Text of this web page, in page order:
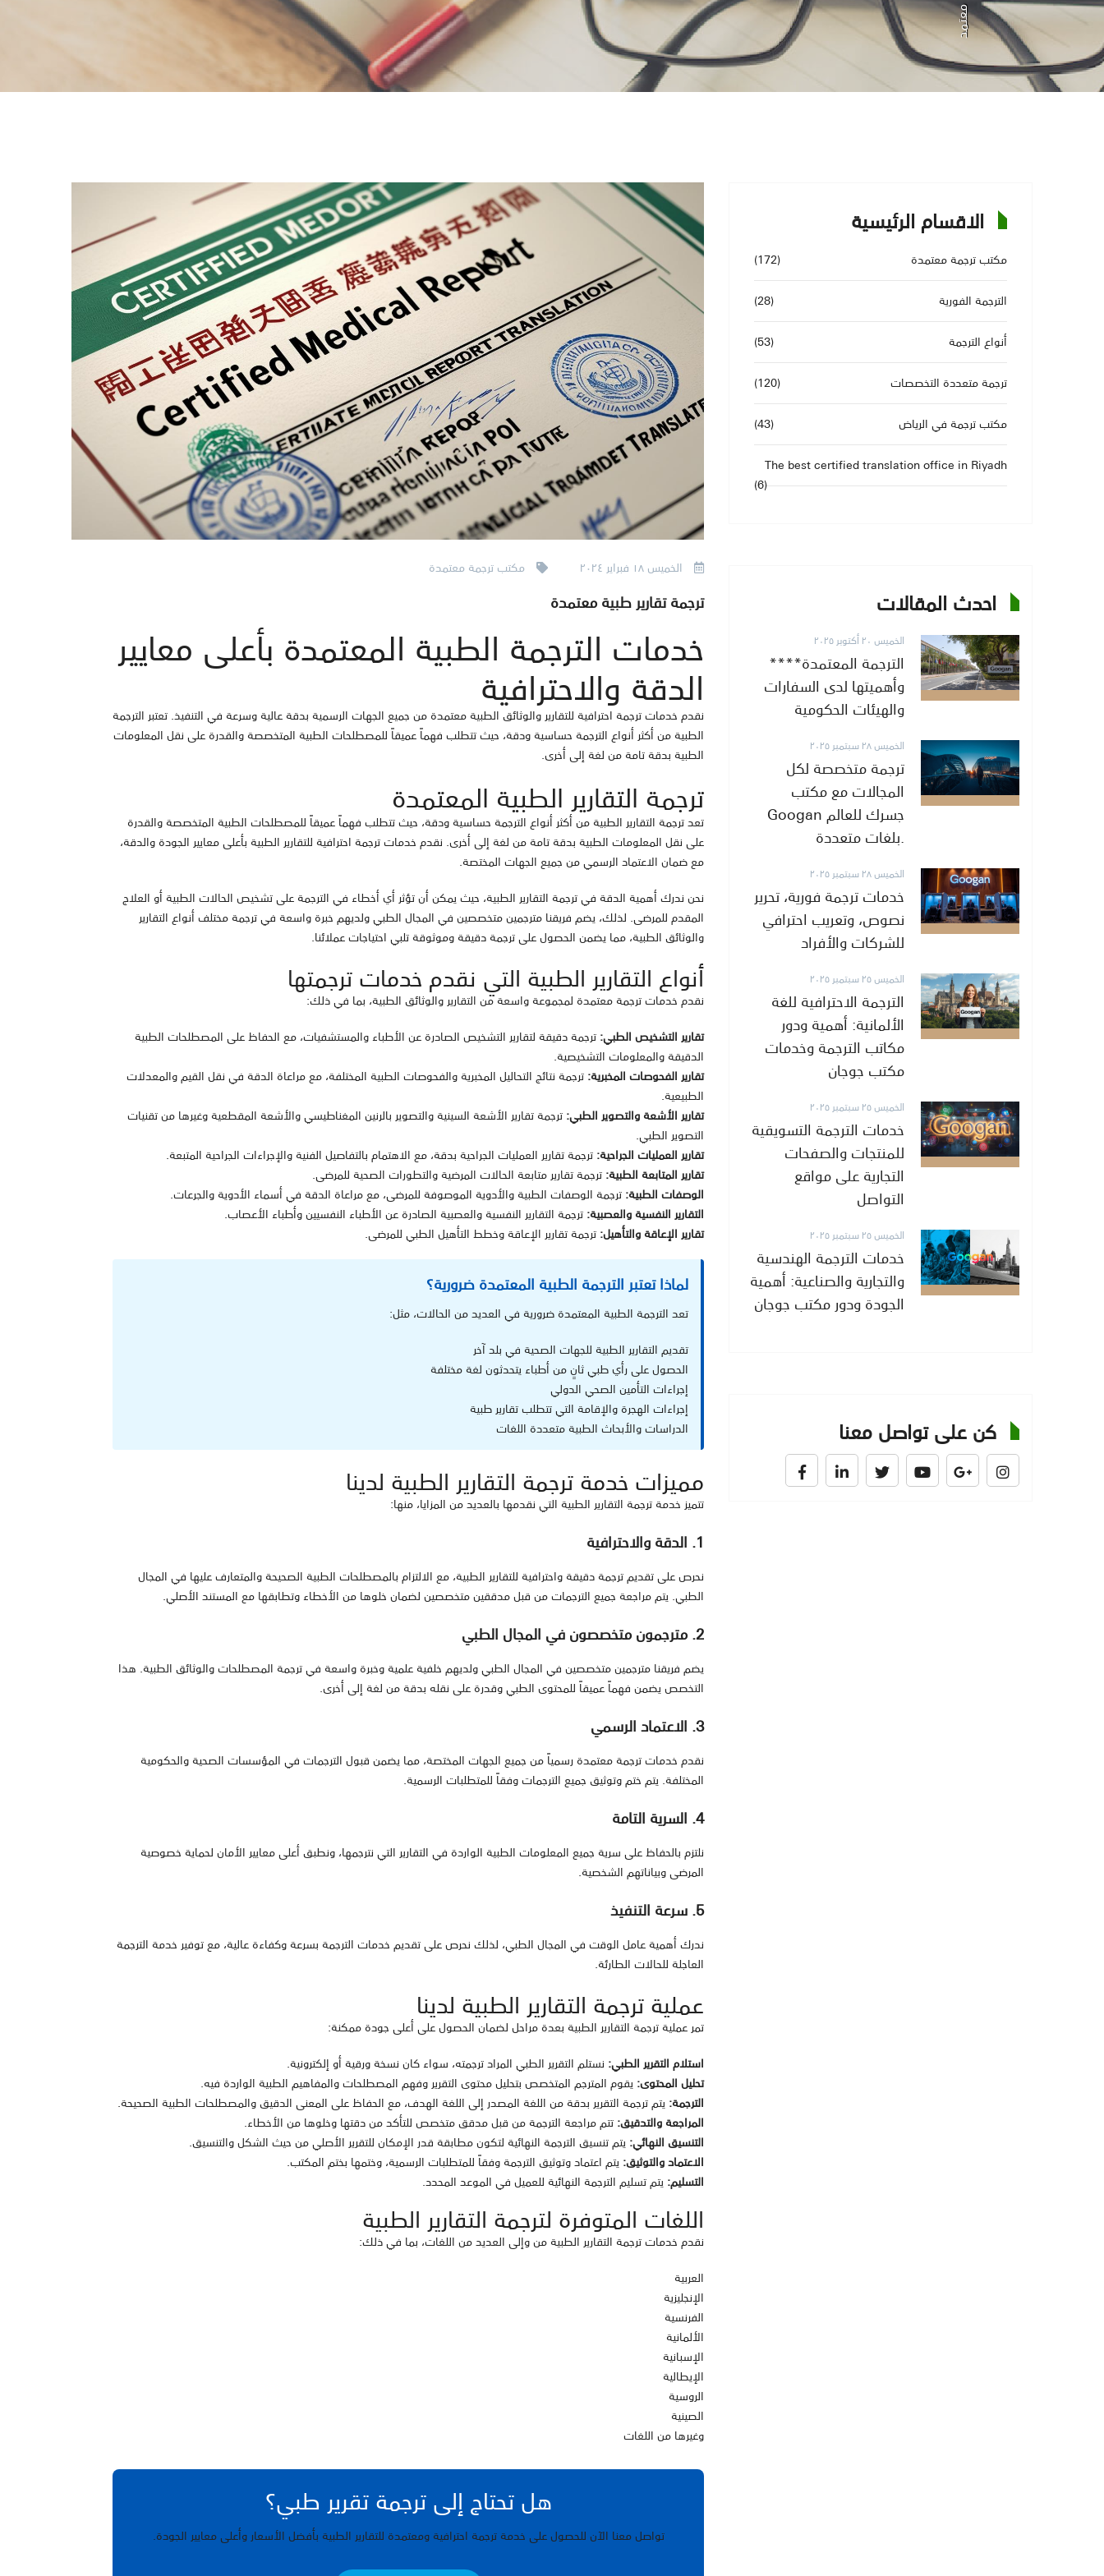
الخميس ١٨ فبراير ٢٠٢٤ مكتب ترجمة معتمدة
ترجمة تقارير طبية معتمدة
خدمات الترجمة الطبية المعتمدة بأعلى معايير
الدقة والاحترافية
نقدم خدمات ترجمة احترافية للتقارير والوثائق الطبية معتمدة من جميع الجهات الرسمية بدقة عالية وسرعة في التنفيذ. تعتبر الترجمة
الطبية من أكثر أنواع الترجمة حساسية ودقة، حيث تتطلب فهماً عميقاً للمصطلحات الطبية المتخصصة والقدرة على نقل المعلومات
الطبية بدقة تامة من لغة إلى أخرى.
ترجمة التقارير الطبية المعتمدة
تعد ترجمة التقارير الطبية من أكثر أنواع الترجمة حساسية ودقة، حيث تتطلب فهماً عميقاً للمصطلحات الطبية المتخصصة والقدرة
على نقل المعلومات الطبية بدقة تامة من لغة إلى أخرى. نقدم خدمات ترجمة احترافية للتقارير الطبية بأعلى معايير الجودة والدقة،
مع ضمان الاعتماد الرسمي من جميع الجهات المختصة.
نحن ندرك أهمية الدقة في ترجمة التقارير الطبية، حيث يمكن أن تؤثر أي أخطاء في الترجمة على تشخيص الحالات الطبية أو العلاج
المقدم للمرضى. لذلك، يضم فريقنا مترجمين متخصصين في المجال الطبي ولديهم خبرة واسعة في ترجمة مختلف أنواع التقارير
والوثائق الطبية، مما يضمن الحصول على ترجمة دقيقة وموثوقة تلبي احتياجات عملائنا.
أنواع التقارير الطبية التي نقدم خدمات ترجمتها
نقدم خدمات ترجمة معتمدة لمجموعة واسعة من التقارير والوثائق الطبية، بما في ذلك:
تقارير التشخيص الطبي:ترجمة دقيقة لتقارير التشخيص الصادرة عن الأطباء والمستشفيات، مع الحفاظ على المصطلحات الطبية
الدقيقة والمعلومات التشخيصية.
تقارير الفحوصات المخبرية:ترجمة نتائج التحاليل المخبرية والفحوصات الطبية المختلفة، مع مراعاة الدقة في نقل القيم والمعدلات
الطبيعية.
تقارير الأشعة والتصوير الطبي:ترجمة تقارير الأشعة السينية والتصوير بالرنين المغناطيسي والأشعة المقطعية وغيرها من تقنيات
التصوير الطبي.
تقارير العمليات الجراحية:ترجمة تقارير العمليات الجراحية بدقة، مع الاهتمام بالتفاصيل الفنية والإجراءات الجراحية المتبعة.
تقارير المتابعة الطبية:ترجمة تقارير متابعة الحالات المرضية والتطورات الصحية للمرضى.
الوصفات الطبية:ترجمة الوصفات الطبية والأدوية الموصوفة للمرضى، مع مراعاة الدقة في أسماء الأدوية والجرعات.
التقارير النفسية والعصبية:ترجمة التقارير النفسية والعصبية الصادرة عن الأطباء النفسيين وأطباء الأعصاب.
تقارير الإعاقة والتأهيل:ترجمة تقارير الإعاقة وخطط التأهيل الطبي للمرضى.
لماذا تعتبر الترجمة الطبية المعتمدة ضرورية؟
تعد الترجمة الطبية المعتمدة ضرورية في العديد من الحالات، مثل:
تقديم التقارير الطبية للجهات الصحية في بلد آخر
الحصول على رأي طبي ثانٍ من أطباء يتحدثون لغة مختلفة
إجراءات التأمين الصحي الدولي
إجراءات الهجرة والإقامة التي تتطلب تقارير طبية
الدراسات والأبحاث الطبية متعددة اللغات
مميزات خدمة ترجمة التقارير الطبية لدينا
تتميز خدمة ترجمة التقارير الطبية التي نقدمها بالعديد من المزايا، منها:
1. الدقة والاحترافية
نحرص على تقديم ترجمة دقيقة واحترافية للتقارير الطبية، مع الالتزام بالمصطلحات الطبية الصحيحة والمتعارف عليها في المجال
الطبي. يتم مراجعة جميع الترجمات من قبل مدققين متخصصين لضمان خلوها من الأخطاء وتطابقها مع المستند الأصلي.
2. مترجمون متخصصون في المجال الطبي
يضم فريقنا مترجمين متخصصين في المجال الطبي ولديهم خلفية علمية وخبرة واسعة في ترجمة المصطلحات والوثائق الطبية. هذا
التخصص يضمن فهماً عميقاً للمحتوى الطبي وقدرة على نقله بدقة من لغة إلى أخرى.
3. الاعتماد الرسمي
نقدم خدمات ترجمة معتمدة رسمياً من جميع الجهات المختصة، مما يضمن قبول الترجمات في المؤسسات الصحية والحكومية
المختلفة. يتم ختم وتوثيق جميع الترجمات وفقاً للمتطلبات الرسمية.
4. السرية التامة
نلتزم بالحفاظ على سرية جميع المعلومات الطبية الواردة في التقارير التي نترجمها، ونطبق أعلى معايير الأمان لحماية خصوصية
المرضى وبياناتهم الشخصية.
5. سرعة التنفيذ
ندرك أهمية عامل الوقت في المجال الطبي، لذلك نحرص على تقديم خدمات الترجمة بسرعة وكفاءة عالية، مع توفير خدمة الترجمة
العاجلة للحالات الطارئة.
عملية ترجمة التقارير الطبية لدينا
تمر عملية ترجمة التقارير الطبية بعدة مراحل لضمان الحصول على أعلى جودة ممكنة:
استلام التقرير الطبي: نستلم التقرير الطبي المراد ترجمته، سواء كان نسخة ورقية أو إلكترونية.
تحليل المحتوى:يقوم المترجم المتخصص بتحليل محتوى التقرير وفهم المصطلحات والمفاهيم الطبية الواردة فيه.
الترجمة:يتم ترجمة التقرير بدقة من اللغة المصدر إلى اللغة الهدف، مع الحفاظ على المعنى الدقيق والمصطلحات الطبية الصحيحة.
المراجعة والتدقيق:تتم مراجعة الترجمة من قبل مدقق متخصص للتأكد من دقتها وخلوها من الأخطاء.
التنسيق النهائي:يتم تنسيق الترجمة النهائية لتكون مطابقة قدر الإمكان للتقرير الأصلي من حيث الشكل والتنسيق.
الاعتماد والتوثيق:يتم اعتماد وتوثيق الترجمة وفقاً للمتطلبات الرسمية، وختمها بختم المكتب.
التسليم:يتم تسليم الترجمة النهائية للعميل في الموعد المحدد.
اللغات المتوفرة لترجمة التقارير الطبية
نقدم خدمات ترجمة التقارير الطبية من وإلى العديد من اللغات، بما في ذلك:
العربية
الإنجليزية
الفرنسية
الألمانية
الإسبانية
الإيطالية
الروسية
الصينية
وغيرها من اللغات
هل تحتاج إلى ترجمة تقرير طبي؟
تواصل معنا الآن للحصول على خدمة ترجمة احترافية ومعتمدة للتقارير الطبية بأفضل الأسعار وأعلى معايير الجودة.
الاقسام الرئيسية
مكتب ترجمة معتمدة
(172)
الترجمة الفورية
(28)
أنواع الترجمة
(53)
ترجمة متعددة التخصصات
(120)
مكتب ترجمة في الرياض
(43)
The best certified translation office in Riyadh
(6)
احدث المقالات
الخميس ٢٠ أكتوبر ٢٠٢٥
**الترجمة المعتمدة**
وأهميتها لدى السفارات
والهيئات الحكومية
الخميس ٢٨ سبتمبر ٢٠٢٥
ترجمة متخصصة لكل
المجالات مع مكتب
Googan جسرك للعالم
بلغات متعددة.
الخميس ٢٨ سبتمبر ٢٠٢٥
خدمات ترجمة فورية، تحرير
نصوص، وتعريب احترافي
للشركات والأفراد
الخميس ٢٥ سبتمبر ٢٠٢٥
الترجمة الاحترافية للغة
الألمانية: أهمية ودور
مكاتب الترجمة وخدمات
مكتب جوجان
الخميس ٢٥ سبتمبر ٢٠٢٥
خدمات الترجمة التسويقية
للمنتجات والصفحات
التجارية على مواقع
التواصل
الخميس ٢٥ سبتمبر ٢٠٢٥
خدمات الترجمة الهندسية
والتجارية والصناعية: أهمية
الجودة ودور مكتب جوجان
كن على تواصل معنا